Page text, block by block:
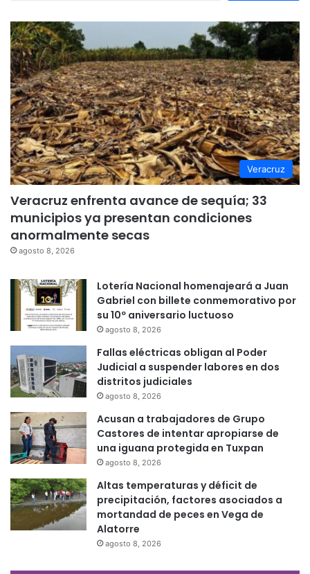
Veracruz
Veracruz enfrenta avance de sequía; 33
municipios ya presentan condiciones
anormalmente secas
agosto 8, 2026
Lotería Nacional homenajeará a Juan
Gabriel con billete conmemorativo por
su 10º aniversario luctuoso
agosto 8, 2026
Fallas eléctricas obligan al Poder
Judicial a suspender labores en dos
distritos judiciales
agosto 8, 2026
Acusan a trabajadores de Grupo
Castores de intentar apropiarse de
una iguana protegida en Tuxpan
agosto 8, 2026
Altas temperaturas y déficit de
precipitación, factores asociados a
mortandad de peces en Vega de
Alatorre
agosto 8, 2026